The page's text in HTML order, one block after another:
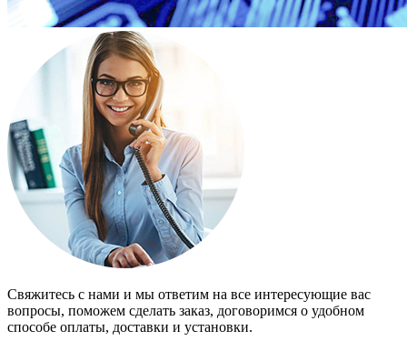
Свяжитесь с нами и мы ответим на все интересующие вас
вопросы, поможем сделать заказ, договоримся о удобном
способе оплаты, доставки и установки.